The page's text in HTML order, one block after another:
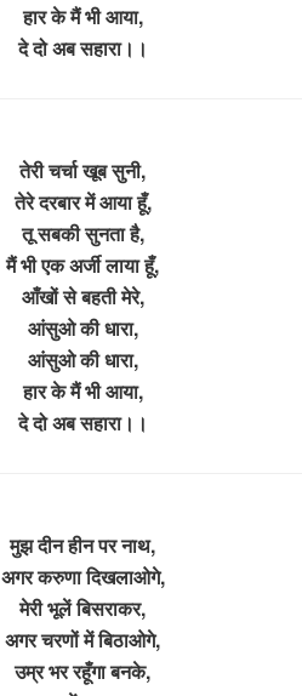
हार के मैं भी आया,
दे दो अब सहारा।।
तेरी चर्चा खूब सुनी,
तेरे दरबार में आया हूँ,
तू सबकी सुनता है,
मैं भी एक अर्जी लाया हूँ,
आँखों से बहती मेरे,
आंसुओ की धारा,
आंसुओ की धारा,
हार के मैं भी आया,
दे दो अब सहारा।।
मुझ दीन हीन पर नाथ,
अगर करुणा दिखलाओगे,
मेरी भूलें बिसराकर,
अगर चरणों में बिठाओगे,
उम्र भर रहूँगा बनके,